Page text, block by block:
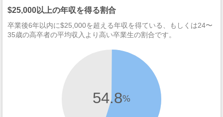
$25,000以上の年収を得る割合
卒業後6年以内に$25,000を超える年収を得ている、もしくは24〜
35歳の高卒者の平均収入より高い卒業生の割合です。
54.8%